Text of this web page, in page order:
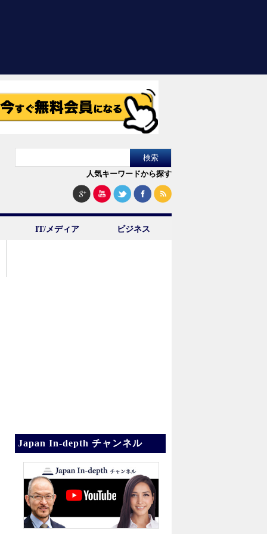
人気キーワードから探す
IT/メディア ビジネス
Japan In-depth チャンネル